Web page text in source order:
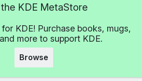
KDE MetaStore
KDE! Purchase books, mugs,
more to support KDE.
Browse